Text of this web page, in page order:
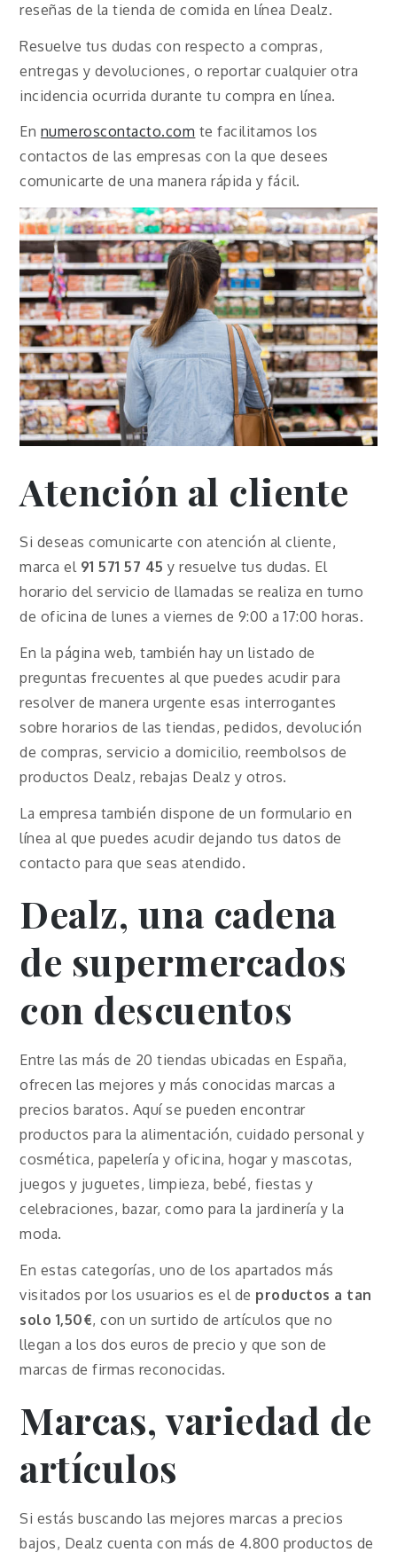
reseñas de la tienda de comida en línea Dealz.
Resuelve tus dudas con respecto a compras,
entregas y devoluciones, o reportar cualquier otra
incidencia ocurrida durante tu compra en línea.
En numeroscontacto.com te facilitamos los
contactos de las empresas con la que desees
comunicarte de una manera rápida y fácil.
Atención al cliente
Si deseas comunicarte con atención al cliente,
marca el 91 571 57 45 y resuelve tus dudas. El
horario del servicio de llamadas se realiza en turno
de oficina de lunes a viernes de 9:00 a 17:00 horas.
En la página web, también hay un listado de
preguntas frecuentes al que puedes acudir para
resolver de manera urgente esas interrogantes
sobre horarios de las tiendas, pedidos, devolución
de compras, servicio a domicilio, reembolsos de
productos Dealz, rebajas Dealz y otros.
La empresa también dispone de un formulario en
línea al que puedes acudir dejando tus datos de
contacto para que seas atendido.
Dealz, una cadena
de supermercados
con descuentos
Entre las más de 20 tiendas ubicadas en España,
ofrecen las mejores y más conocidas marcas a
precios baratos. Aquí se pueden encontrar
productos para la alimentación, cuidado personal y
cosmética, papelería y oficina, hogar y mascotas,
juegos y juguetes, limpieza, bebé, fiestas y
celebraciones, bazar, como para la jardinería y la
moda.
En estas categorías, uno de los apartados más
visitados por los usuarios es el de productos a tan
solo 1,50€, con un surtido de artículos que no
llegan a los dos euros de precio y que son de
marcas de firmas reconocidas.
Marcas, variedad de
artículos
Si estás buscando las mejores marcas a precios
bajos, Dealz cuenta con más de 4.800 productos de